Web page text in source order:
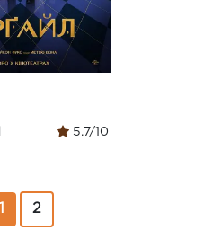
5.7/10
2